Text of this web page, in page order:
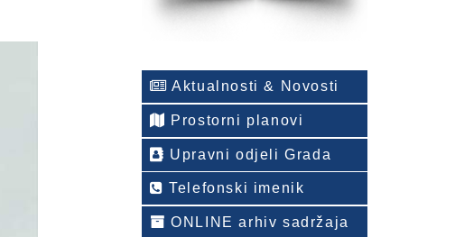
Aktualnosti & Novosti
Prostorni planovi
Upravni odjeli Grada
Telefonski imenik
ONLINE arhiv sadržaja